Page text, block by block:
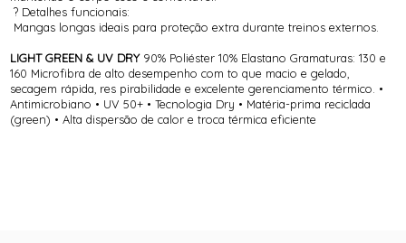
? Detalhes funcionais:
Mangas longas ideais para proteção extra durante treinos externos.
LIGHT GREEN & UV DRY90% Poliéster 10% Elastano Gramaturas: 130 e
160 Microfibra de alto desempenho com to que macio e gelado,
secagem rápida, res pirabilidade e excelente gerenciamento térmico. •
Antimicrobiano • UV 50+ • Tecnologia Dry • Matéria-prima reciclada
(green) • Alta dispersão de calor e troca térmica eficiente